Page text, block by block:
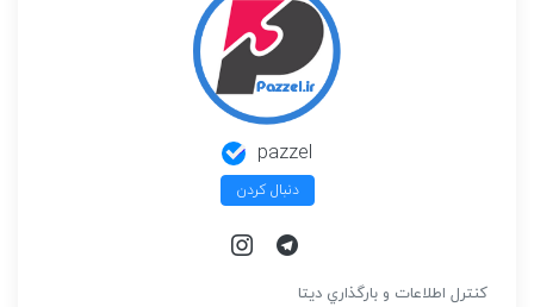
pazzel
دنبال کردن
كنترل اطلاعات و بارگذاري ديتا